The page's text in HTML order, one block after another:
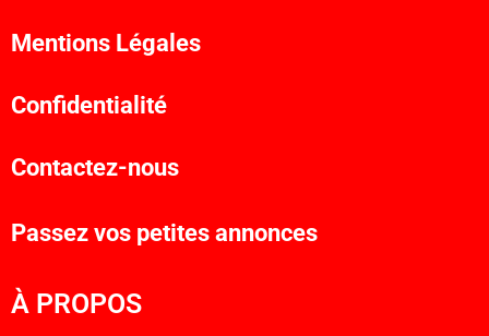
Mentions Légales
Confidentialité
Contactez-nous
Passez vos petites annonces
À PROPOS